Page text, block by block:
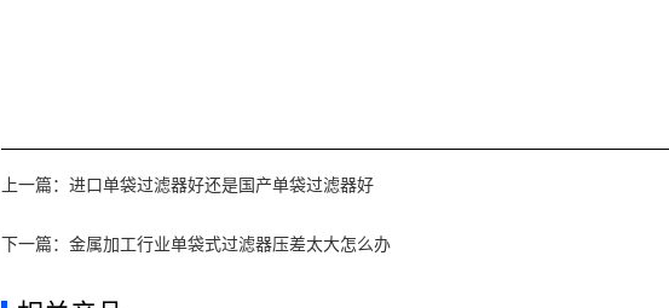
上一篇： 进口单袋过滤器好还是国产单袋过滤器好
下一篇： 金属加工行业单袋式过滤器压差太大怎么办